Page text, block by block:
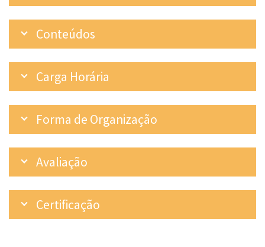
Conteúdos
Carga Horária
Forma de Organização
Avaliação
Certificação